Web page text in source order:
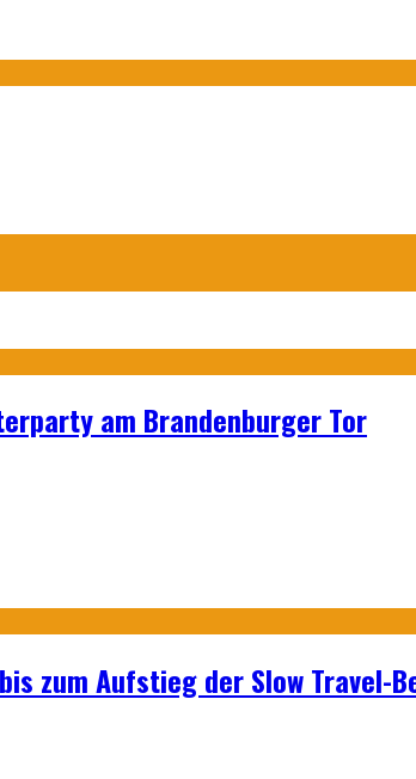
am Brandenburger Tor
zum Aufstieg der Slow Travel-